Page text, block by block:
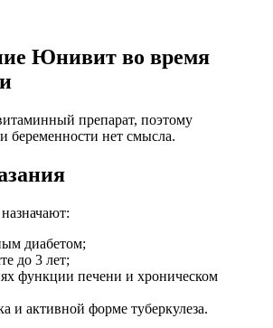
Юнивит во время
препарат, поэтому
беременности нет смысла.
диабетом;
до 3 лет;
функции печени и хроническом
и активной форме туберкулеза.